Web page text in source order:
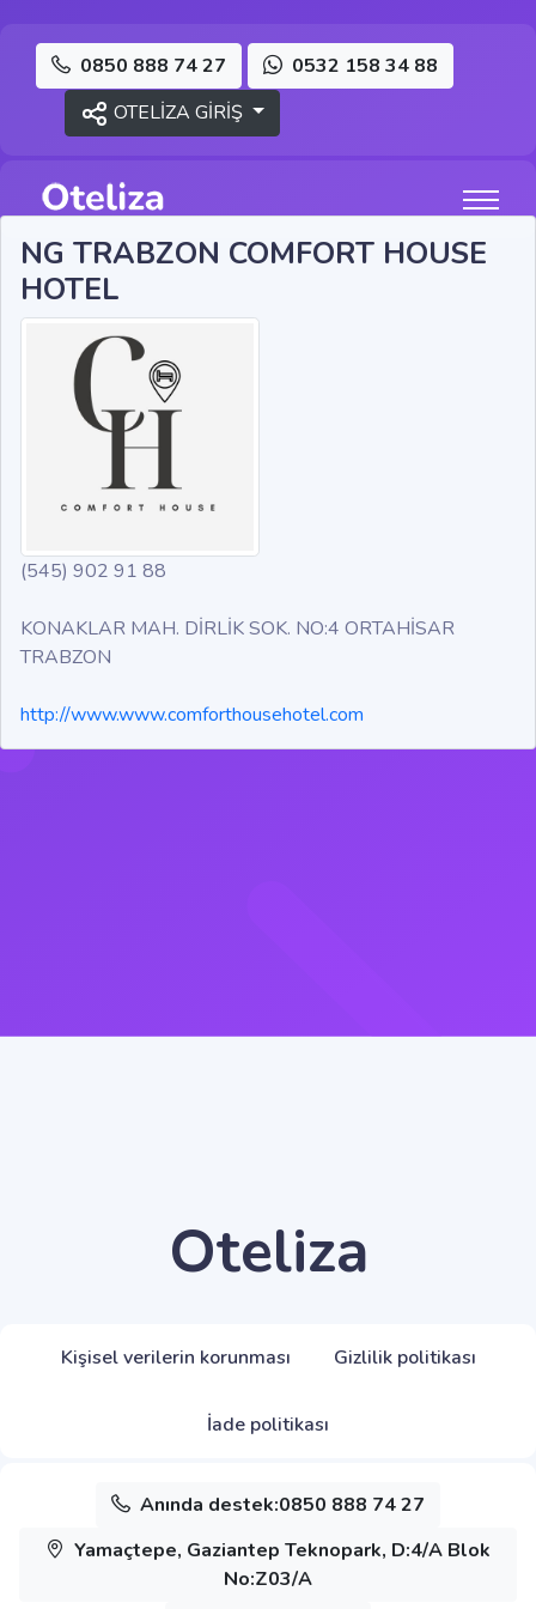
0850 888 74 27
0532 158 34 88
OTELİZA GİRİŞ
NG TRABZON COMFORT HOUSE
HOTEL
(545) 902 91 88
KONAKLAR MAH. DİRLİK SOK. NO:4 ORTAHİSAR
TRABZON
http://www.www.comforthousehotel.com
Oteliza
Kişisel verilerin korunması Gizlilik politikası
İade politikası
Anında destek:0850 888 74 27
Yamaçtepe, Gaziantep Teknopark, D:4/A Blok
No:Z03/A